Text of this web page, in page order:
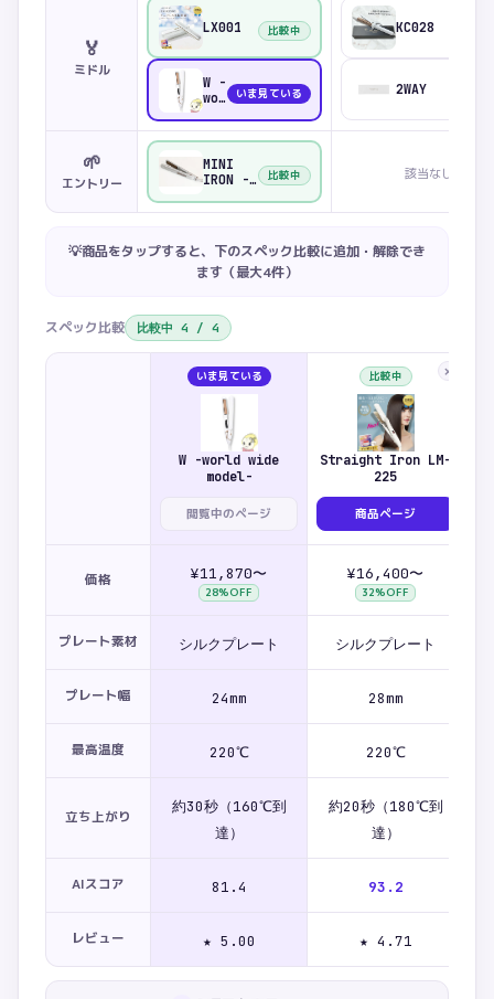
🏅
ミドル
LX001 比較中
W -
world
wide
model-
いま見ている
KC028
2WAY
🌱
エントリー
MINI
IRON -
比較中 該当なし
💡商品をタップすると、下のスペック比較に追加・解除でき
ます（最大4件）
スペック比較 比較中 4 / 4
いま見ている
W -world wide
model-
閲覧中のページ
比較中 ×
Straight Iron LM-
225
商品ページ
価格 ¥11,870〜
28%OFF
¥16,400〜
32%OFF
プレート素材 シルクプレート シルクプレート
プレート幅 24mm 28mm
最高温度 220℃ 220℃
立ち上がり
約30秒（160℃到
達）
約20秒（180℃到
達）
AIスコア 81.4 93.2
レビュー ★ 5.00 ★ 4.71